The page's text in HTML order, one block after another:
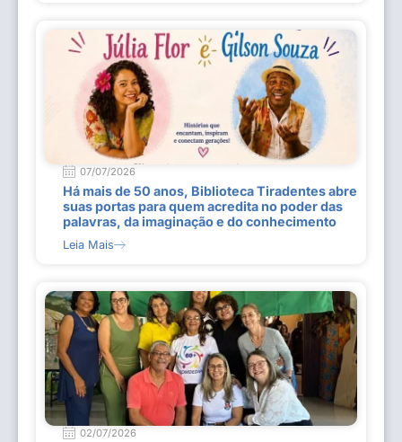
07/07/2026
Há mais de 50 anos, Biblioteca Tiradentes abre
suas portas para quem acredita no poder das
palavras, da imaginação e do conhecimento
Leia Mais
02/07/2026